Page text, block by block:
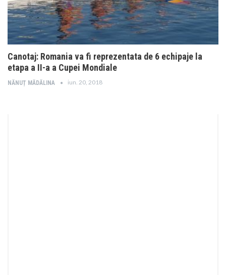
Canotaj: Romania va fi reprezentata de 6 echipaje la
etapa a II-a a Cupei Mondiale
NĂNUȚ MĂDĂLINA iun. 20, 2018